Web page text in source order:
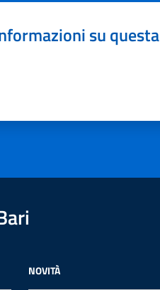
su questa
NOVITÀ